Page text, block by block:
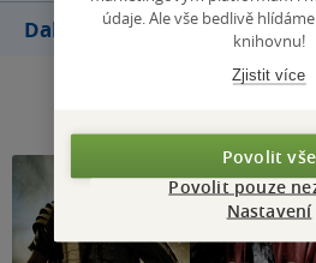
Další knihy autora
údaje. Ale vše bedlivě
knihovnu!
Zjistit více
Povolit vše
Povolit pouze
Nastavení